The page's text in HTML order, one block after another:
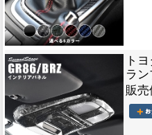
ト
ラ
販売